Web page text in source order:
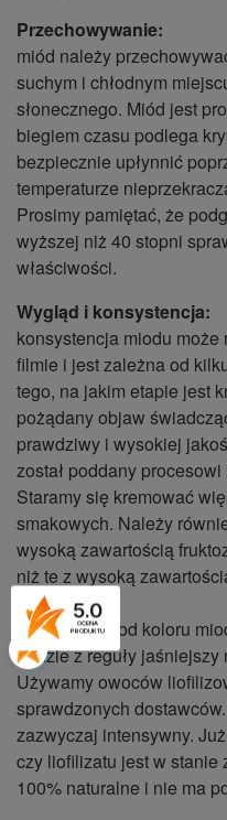
Przechowywanie:
miód należy
suchym i chłodnym
słonecznego. Miód jest
biegiem czasu podlega
bezpiecznie upłynnić
temperaturze
Prosimy pamiętać, że
wyższej niż 40 stopni
właściwości.
Wygląd i konsystencja:
konsystencja miodu
filmie i jest zależna od
tego, na jakim etapie jest
pożądany objaw
prawdziwy i wysokiej
został poddany
Staramy się kremować
smakowych. Należy
wysoką zawartością
niż te z wysoką
Kolor zależy od koloru
będzie z reguły
Używamy owoców
sprawdzonych
zazwyczaj intensywny.
czy liofilizatu jest w stanie
100% naturalne i nie ma
5.0
OCENA
PRODUKTU